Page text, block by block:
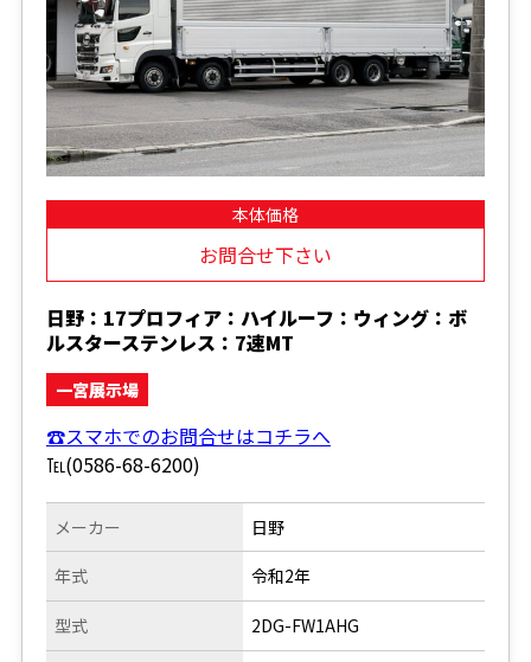
本体価格
お問合せ下さい
日野：17プロフィア：ハイルーフ：ウィング：ボ
ルスターステンレス：7速MT
一宮展示場
☎スマホでのお問合せはコチラへ
℡(0586-68-6200)
メーカー
年式
型式
日野
令和2年
2DG-FW1AHG